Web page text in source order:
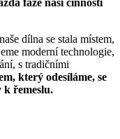
fáze naší činnosti
dílna se stala místem,
moderní technologie,
s tradičními
který odesíláme, se
k řemeslu.